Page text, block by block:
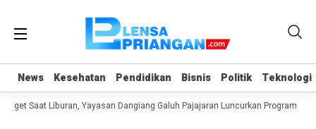
News Kesehatan Pendidikan Bisnis Politik Teknologi
News Kesehatan Pendidikan Bisnis Politik Teknologi
Saat Liburan, Yayasan Dangiang Galuh Pajajaran Luncurkan Program